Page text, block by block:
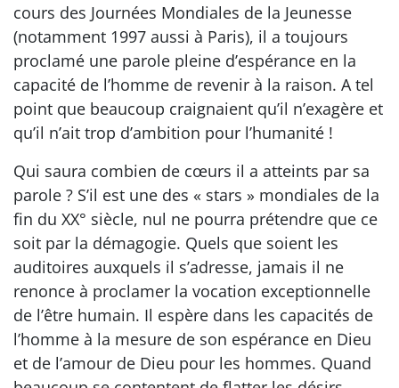
cours des Journées Mondiales de la Jeunesse
(notamment 1997 aussi à Paris), il a toujours
proclamé une parole pleine d’espérance en la
capacité de l’homme de revenir à la raison. A tel
point que beaucoup craignaient qu’il n’exagère et
qu’il n’ait trop d’ambition pour l’humanité !
Qui saura combien de cœurs il a atteints par sa
parole ? S’il est une des « stars » mondiales de la
fin du XX° siècle, nul ne pourra prétendre que ce
soit par la démagogie. Quels que soient les
auditoires auxquels il s’adresse, jamais il ne
renonce à proclamer la vocation exceptionnelle
de l’être humain. Il espère dans les capacités de
l’homme à la mesure de son espérance en Dieu
et de l’amour de Dieu pour les hommes. Quand